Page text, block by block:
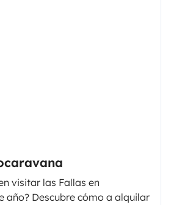
visitar las Fallas en
año? Descubre cómo a alquilar